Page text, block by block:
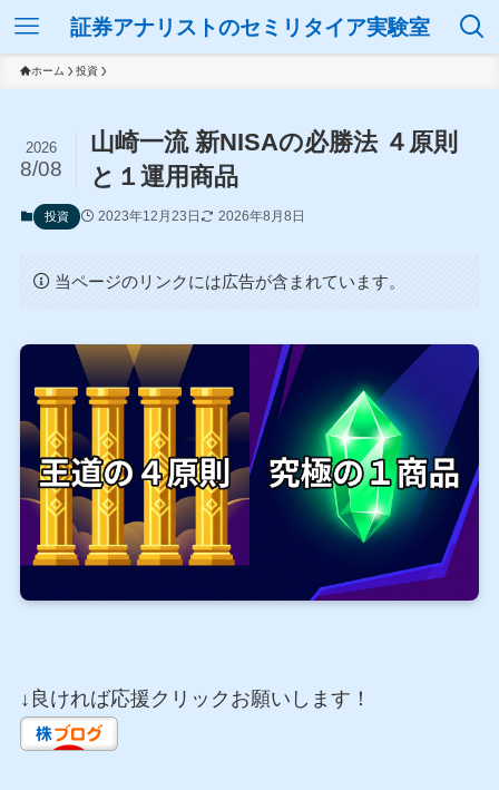
証券アナリストのセミリタイア実験室
ホーム 投資
山崎一流 新NISAの必勝法 ４原則
と１運用商品
2026
8/08
投資 2023年12月23日 2026年8月8日
当ページのリンクには広告が含まれています。
↓良ければ応援クリックお願いします！